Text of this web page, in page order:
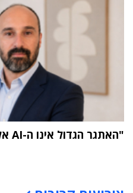
"האתגר הגדול אינו ה-AI אלא הטמעתה בארגון"